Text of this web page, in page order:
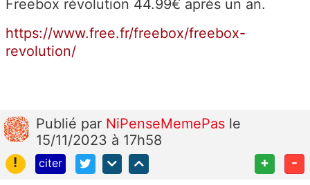
Freebox révolution 44.99€ après un an.
https://www.free.fr/freebox/freebox-
revolution/
Publié par NiPenseMemePas le
15/11/2023 à 17h58
!
citer + -